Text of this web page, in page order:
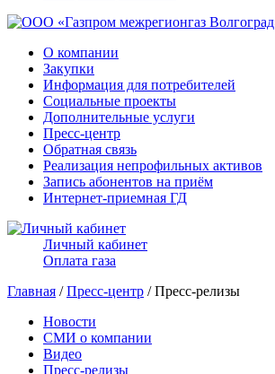
О компании
Закупки
Информация для потребителей
Социальные проекты
Дополнительные услуги
Пресс-центр
Обратная связь
Реализация непрофильных активов
Запись абонентов на приём
Интернет-приемная ГД
Личный кабинет
Оплата газа
Главная /Пресс-центр / Пресс-релизы
Новости
СМИ о компании
Видео
Пресс-релизы